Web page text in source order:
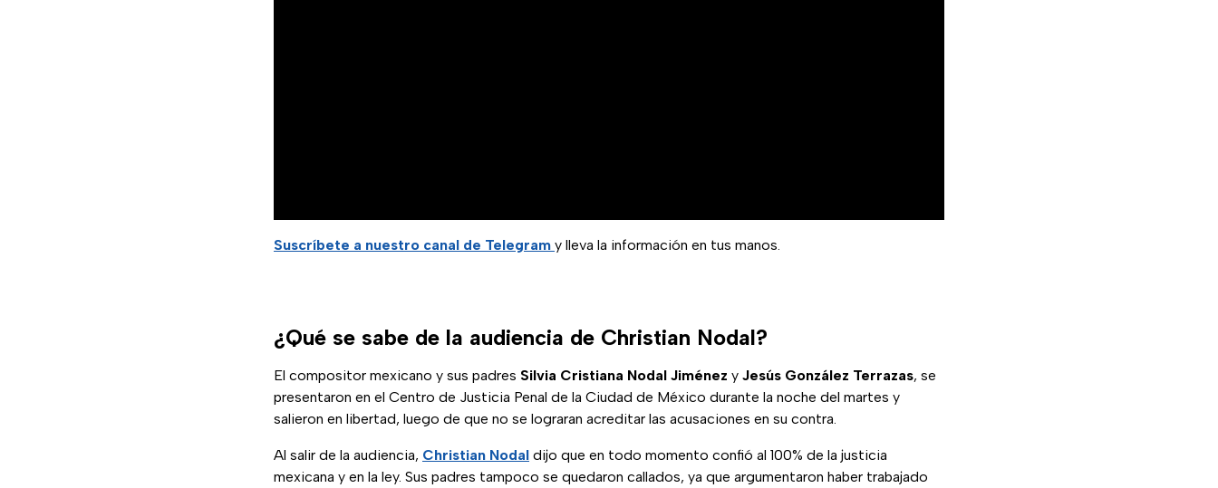
Suscríbete a nuestro canal de Telegram y lleva la información en tus manos.
¿Qué se sabe de la audiencia de Christian Nodal?
El compositor mexicano y sus padres Silvia Cristiana Nodal Jiménez y Jesús González Terrazas, se
presentaron en el Centro de Justicia Penal de la Ciudad de México durante la noche del martes y
salieron en libertad, luego de que no se lograran acreditar las acusaciones en su contra.
Al salir de la audiencia, Christian Nodal dijo que en todo momento confió al 100% de la justicia
mexicana y en la ley. Sus padres tampoco se quedaron callados, ya que argumentaron haber trabajado